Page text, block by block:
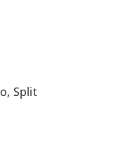
, Split